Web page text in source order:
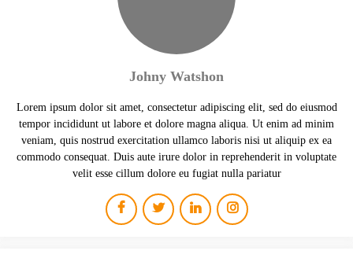
Johny Watshon
Lorem ipsum dolor sit amet, consectetur adipiscing elit, sed do eiusmod
tempor incididunt ut labore et dolore magna aliqua. Ut enim ad minim
veniam, quis nostrud exercitation ullamco laboris nisi ut aliquip ex ea
commodo consequat. Duis aute irure dolor in reprehenderit in voluptate
velit esse cillum dolore eu fugiat nulla pariatur